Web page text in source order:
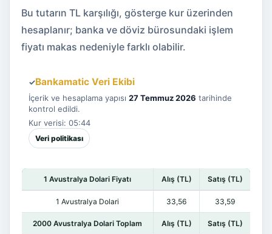
Bu tutarın TL karşılığı, gösterge kur üzerinden
hesaplanır; banka ve döviz bürosundaki işlem
fiyatı makas nedeniyle farklı olabilir.
✓Bankamatic Veri Ekibi
İçerik ve hesaplama yapısı 27 Temmuz 2026 tarihinde
kontrol edildi.
Kur verisi: 05:44
Veri politikası
1 Avustralya Dolari Fiyatı Alış (TL) Satış (TL)
1 Avustralya Dolari 33,56 33,59
2000 Avustralya Dolari Toplam Alış (TL) Satış (TL)